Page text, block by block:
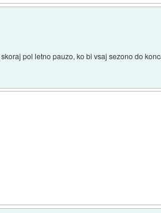
pol letno pauzo, ko bi vsaj sezono do